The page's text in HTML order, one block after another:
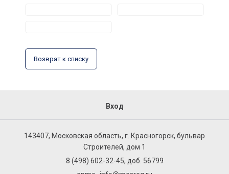
Возврат к списку
Вход
143407, Московская область, г. Красногорск, бульвар
Строителей, дом 1
8 (498) 602-32-45, доб. 56799